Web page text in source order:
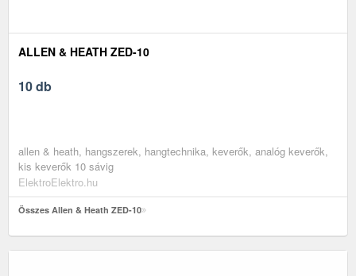
ALLEN & HEATH ZED-10
10 db
allen & heath, hangszerek, hangtechnika, keverők, analóg keverők,
kis keverők 10 sávig
ElektroElektro.hu
Összes Allen & Heath ZED-10